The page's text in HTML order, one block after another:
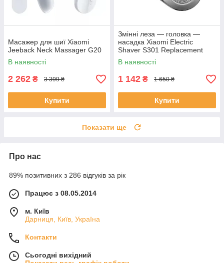
Масажер для шиї Xiaomi
Jeeback Neck Massager G20
В наявності
2 262 ₴ 3 399 ₴
Купити
Змінні леза — головка —
насадка Xiaomi Electric
Shaver S301 Replacement
Head
В наявності
1 142 ₴ 1 650 ₴
Купити
Показати ще
Про нас
89% позитивних з 286 відгуків за рік
Працює з 08.05.2014
м. Київ
Дарниця, Київ, Україна
Контакти
Сьогодні вихідний